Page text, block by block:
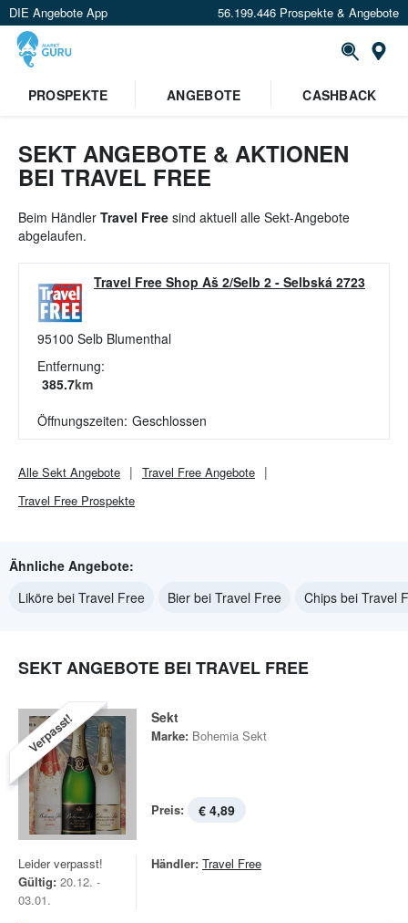
DIE Angebote App 56.199.446 Prospekte & Angebote
Standort festlegen
PROSPEKTE ANGEBOTE CASHBACK
SEKT ANGEBOTE & AKTIONEN
BEI TRAVEL FREE
Beim Händler Travel Free sind aktuell alle Sekt-Angebote
abgelaufen.
Travel Free Shop Aš 2/Selb 2 - Selbská 2723
95100 Selb Blumenthal
Entfernung:
385.7km
Öffnungszeiten: Geschlossen
Alle Sekt Angebote Travel Free Angebote
Travel Free Prospekte
Ähnliche Angebote:
Liköre bei Travel Free
Bier bei Travel Free Chips bei Travel
SEKT ANGEBOTE BEI TRAVEL FREE
Verpasst! Sekt
Marke: Bohemia Sekt
Preis: € 4,89
Leider verpasst!
Gültig: 20.12. -
03.01.
Händler: Travel Free